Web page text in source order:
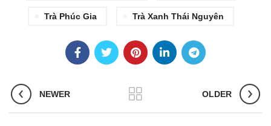
Trà Phúc Gia Trà Xanh Thái Nguyên
NEWER OLDER